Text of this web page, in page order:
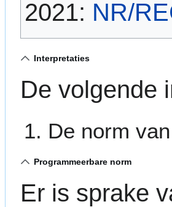
2021: NR/
Interpretaties
De volgende
De norm
Programmeerbare norm
Er is sprake